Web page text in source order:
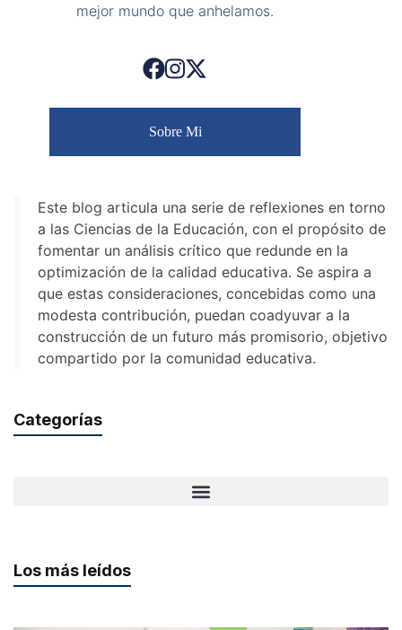
mejor mundo que anhelamos.
Sobre Mi
Este blog articula una serie de reflexiones en torno
a las Ciencias de la Educación, con el propósito de
fomentar un análisis crítico que redunde en la
optimización de la calidad educativa. Se aspira a
que estas consideraciones, concebidas como una
modesta contribución, puedan coadyuvar a la
construcción de un futuro más promisorio, objetivo
compartido por la comunidad educativa.
Categorías
Los más leídos